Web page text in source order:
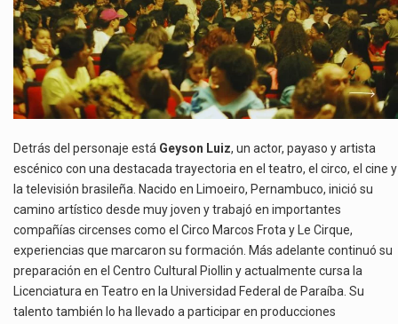
Detrás del personaje está Geyson Luiz, un actor, payaso y artista
escénico con una destacada trayectoria en el teatro, el circo, el cine y
la televisión brasileña. Nacido en Limoeiro, Pernambuco, inició su
camino artístico desde muy joven y trabajó en importantes
compañías circenses como el Circo Marcos Frota y Le Cirque,
experiencias que marcaron su formación. Más adelante continuó su
preparación en el Centro Cultural Piollin y actualmente cursa la
Licenciatura en Teatro en la Universidad Federal de Paraíba. Su
talento también lo ha llevado a participar en producciones